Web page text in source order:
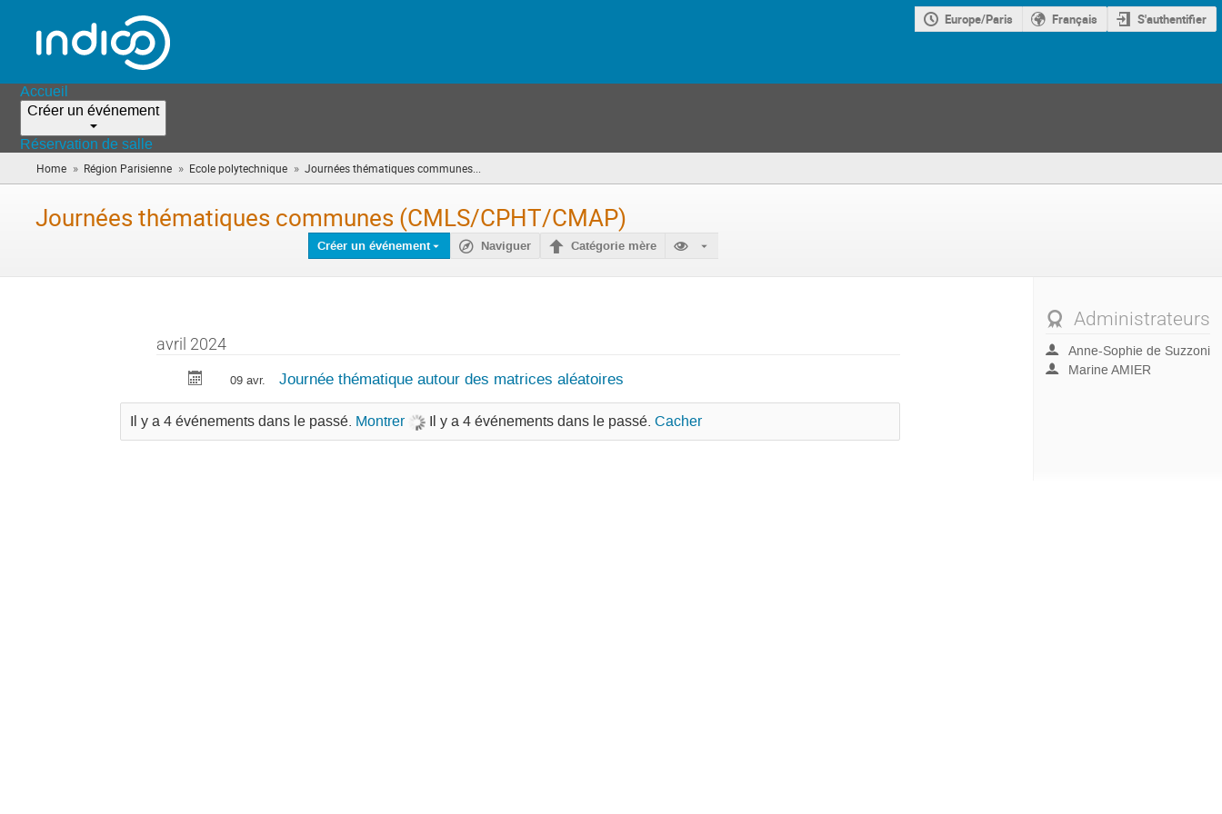
Europe/Paris Français S'authentifier
Accueil
Créer un événement
Réservation de salle
Home » Région Parisienne » Ecole polytechnique » Journées thématiques communes...
êtes
Journées thématiques communes (CMLS/CPHT/CMAP)
Créer un événement Naviguer Catégorie mère
avril 2024
09 avr. Journée thématique autour des matrices aléatoires
Il y a 4 événements dans le passé. Montrer Il y a 4 événements dans le passé.Cacher
Administrateurs
Anne-Sophie de Suzzoni
Marine AMIER